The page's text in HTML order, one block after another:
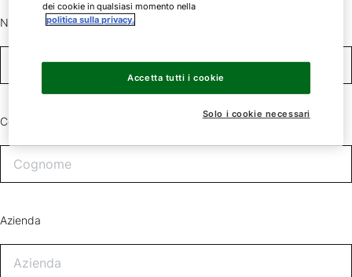
Nome*
Cognome*
Azienda
dei cookie in qualsiasi momento nella
politica sulla privacy.
Solo i cookie necessari
Accetta tutti i cookie